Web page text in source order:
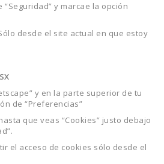
y marcae la opción
desde el site actual en que estoy
y en la parte superior de tu
de “Preferencias”
que veas “Cookies” justo debajo
el acceso de cookies sólo desde el